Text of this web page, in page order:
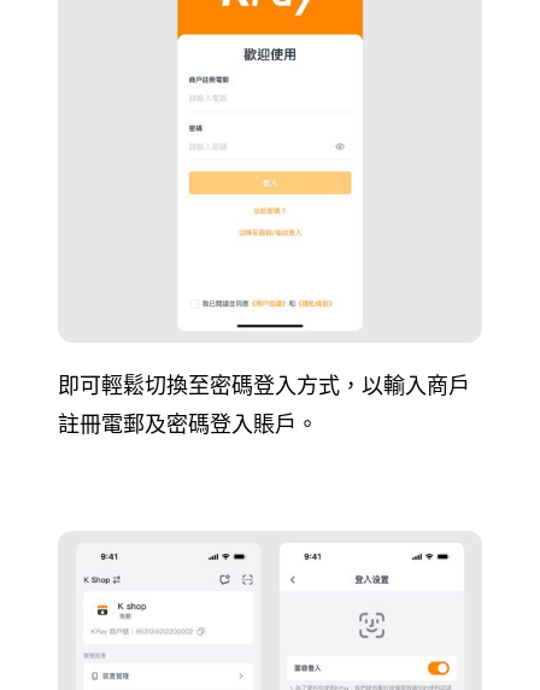
即可輕鬆切換至密碼登入方式，以輸入商戶
註冊電郵及密碼登入賬戶。